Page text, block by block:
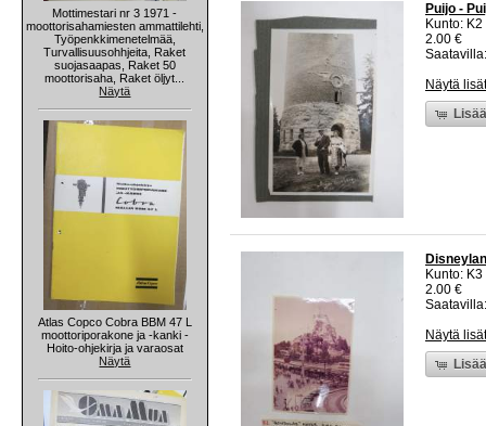
Mottimestari nr 3 1971 -
moottorisahamiesten ammattilehti,
Työpenkkimenetelmää,
Turvallisuusohhjeita, Raket
suojasaapas, Raket 50
moottorisaha, Raket öljyt...
Näytä
Atlas Copco Cobra BBM 47 L
moottoriporakone ja -kanki -
Hoito-ohjekirja ja varaosat
Näytä
Puijo -
Kunto:
2.00 €
Näytä
Kunto:
2.00 €
Näytä